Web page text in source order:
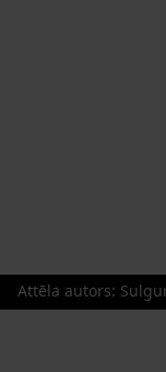
Attēla autors: